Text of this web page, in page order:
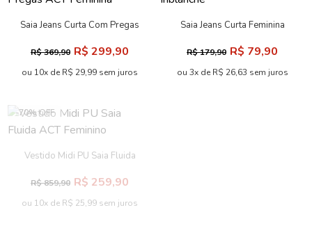
Saia Jeans Curta Com Pregas
R$ 369,90 R$ 299,90
ou 10x de R$ 29,99 sem juros
Saia Jeans Curta Feminina
R$ 179,90 R$ 79,90
ou 3x de R$ 26,63 sem juros
-70% OFF
Vestido Midi PU Saia Fluida
R$ 859,90 R$ 259,90
ou 10x de R$ 25,99 sem juros